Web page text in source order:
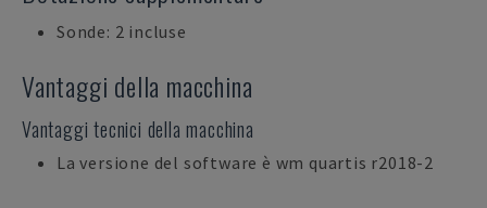
Sonde: 2 incluse
Vantaggi della macchina
Vantaggi tecnici della macchina
La versione del software è wm quartis r2018-2